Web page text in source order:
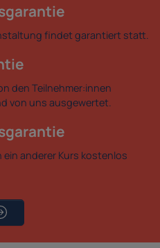
findet garantiert statt.
den Teilnehmer:innen
von uns ausgewertet.
ein anderer Kurs kostenlos